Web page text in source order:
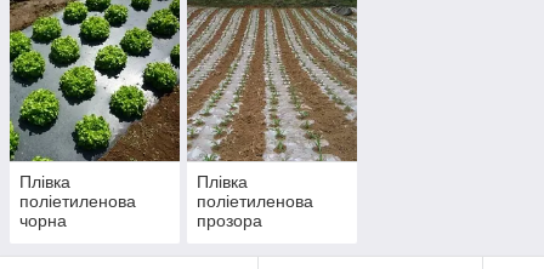
Плівка
поліетиленова
чорна
Плівка
поліетиленова
прозора